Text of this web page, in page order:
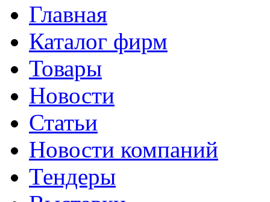
Главная
Каталог фирм
Товары
Новости
Статьи
Новости компаний
Тендеры